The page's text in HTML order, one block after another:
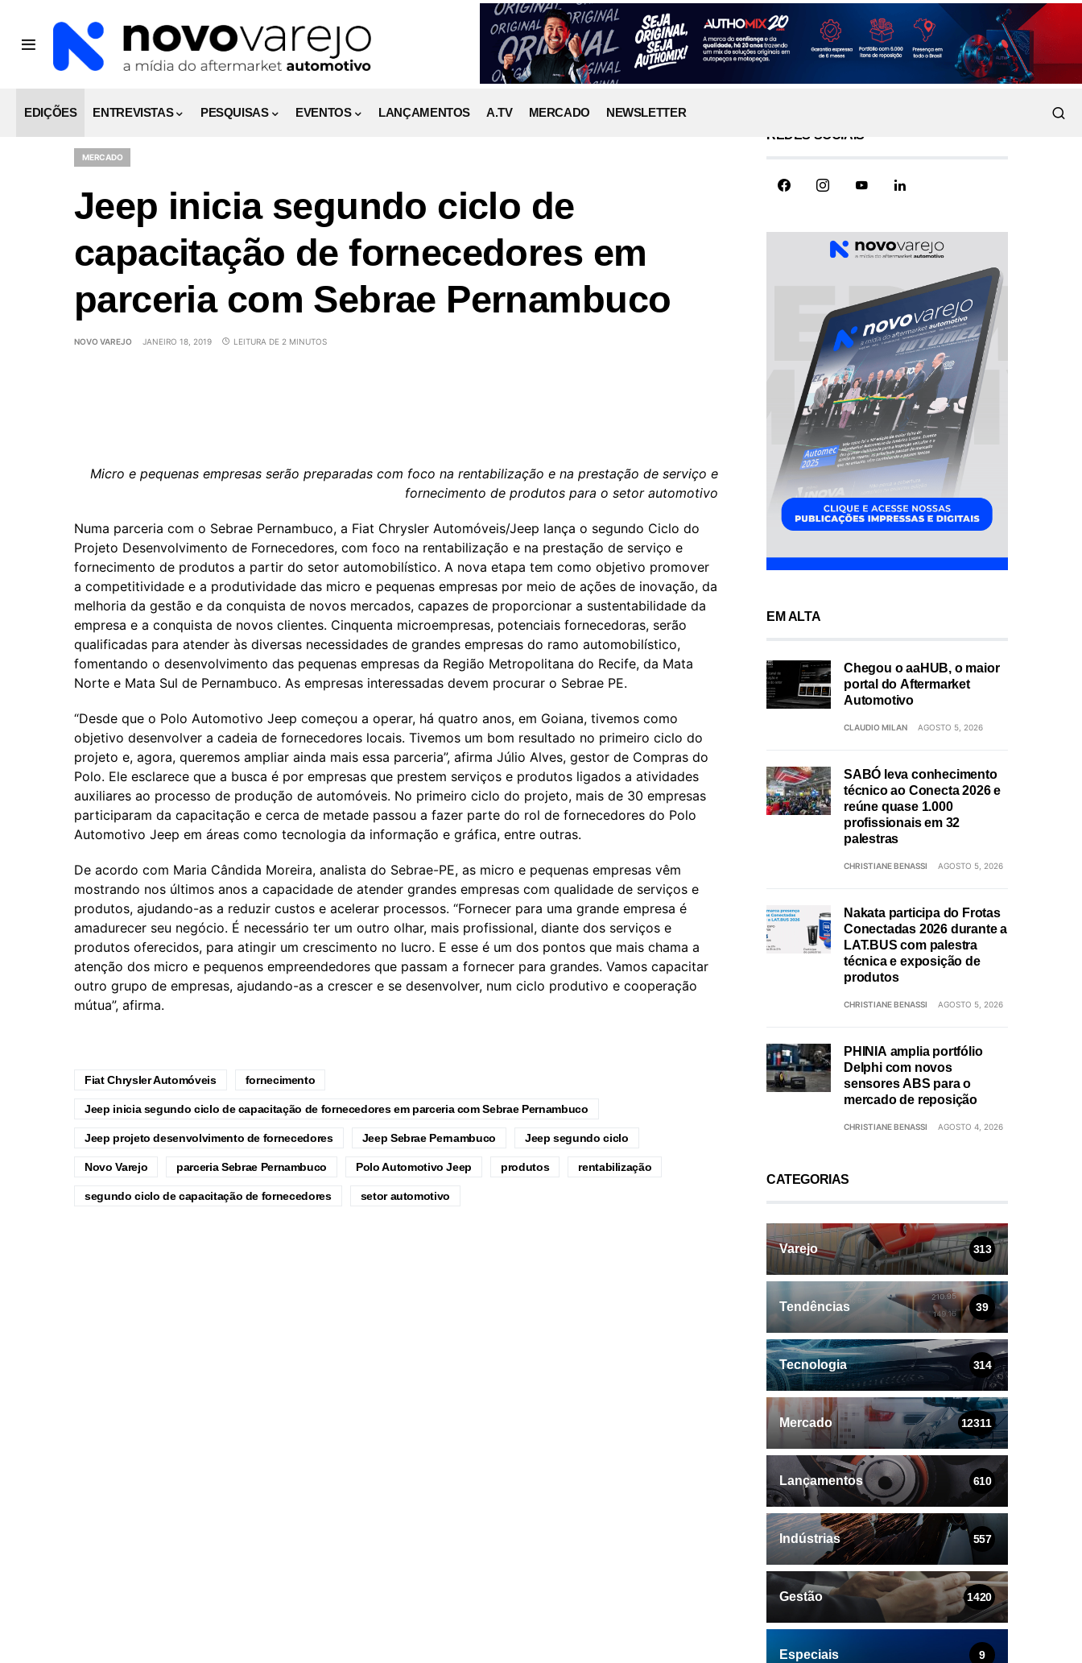
EDIÇÕES ENTREVISTAS PESQUISAS EVENTOS LANÇAMENTOS A.TV MERCADO NEWSLETTER
MERCADO
Jeep inicia segundo ciclo de
capacitação de fornecedores em
parceria com Sebrae Pernambuco
NOVO VAREJO JANEIRO 18, 2019 LEITURA DE 2 MINUTOS
Micro e pequenas empresas serão preparadas com foco na rentabilização e na prestação de serviço e
fornecimento de produtos para o setor automotivo
Numa parceria com o Sebrae Pernambuco, a Fiat Chrysler Automóveis/Jeep lança o segundo Ciclo do
Projeto Desenvolvimento de Fornecedores, com foco na rentabilização e na prestação de serviço e
fornecimento de produtos a partir do setor automobilístico. A nova etapa tem como objetivo promover
a competitividade e a produtividade das micro e pequenas empresas por meio de ações de inovação, da
melhoria da gestão e da conquista de novos mercados, capazes de proporcionar a sustentabilidade da
empresa e a conquista de novos clientes. Cinquenta microempresas, potenciais fornecedoras, serão
qualificadas para atender às diversas necessidades de grandes empresas do ramo automobilístico,
fomentando o desenvolvimento das pequenas empresas da Região Metropolitana do Recife, da Mata
Norte e Mata Sul de Pernambuco. As empresas interessadas devem procurar o Sebrae PE.
“Desde que o Polo Automotivo Jeep começou a operar, há quatro anos, em Goiana, tivemos como
objetivo desenvolver a cadeia de fornecedores locais. Tivemos um bom resultado no primeiro ciclo do
projeto e, agora, queremos ampliar ainda mais essa parceria”, afirma Júlio Alves, gestor de Compras do
Polo. Ele esclarece que a busca é por empresas que prestem serviços e produtos ligados a atividades
auxiliares ao processo de produção de automóveis. No primeiro ciclo do projeto, mais de 30 empresas
participaram da capacitação e cerca de metade passou a fazer parte do rol de fornecedores do Polo
Automotivo Jeep em áreas como tecnologia da informação e gráfica, entre outras.
De acordo com Maria Cândida Moreira, analista do Sebrae-PE, as micro e pequenas empresas vêm
mostrando nos últimos anos a capacidade de atender grandes empresas com qualidade de serviços e
produtos, ajudando-as a reduzir custos e acelerar processos. “Fornecer para uma grande empresa é
amadurecer seu negócio. É necessário ter um outro olhar, mais profissional, diante dos serviços e
produtos oferecidos, para atingir um crescimento no lucro. E esse é um dos pontos que mais chama a
atenção dos micro e pequenos empreendedores que passam a fornecer para grandes. Vamos capacitar
outro grupo de empresas, ajudando-as a crescer e se desenvolver, num ciclo produtivo e cooperação
mútua”, afirma.
Fiat Chrysler Automóveis fornecimento
Jeep inicia segundo ciclo de capacitação de fornecedores em parceria com Sebrae Pernambuco
Jeep projeto desenvolvimento de fornecedores Jeep Sebrae Pernambuco Jeep segundo ciclo
Novo Varejo parceria Sebrae Pernambuco Polo Automotivo Jeep produtos rentabilização
segundo ciclo de capacitação de fornecedores setor automotivo
REDES SOCIAIS
EM ALTA
Chegou o aaHUB, o maior
portal do Aftermarket
Automotivo
CLAUDIO MILAN AGOSTO 5, 2026
SABÓ leva conhecimento
técnico ao Conecta 2026 e
reúne quase 1.000
profissionais em 32
palestras
CHRISTIANE BENASSI AGOSTO 5, 2026
Nakata participa do Frotas
Conectadas 2026 durante a
LAT.BUS com palestra
técnica e exposição de
produtos
CHRISTIANE BENASSI AGOSTO 5, 2026
PHINIA amplia portfólio
Delphi com novos
sensores ABS para o
mercado de reposição
CHRISTIANE BENASSI AGOSTO 4, 2026
CATEGORIAS
Varejo 313
Tendências 39
Tecnologia 314
Mercado 12311
Lançamentos 610
Indústrias 557
Gestão 1420
Especiais 9